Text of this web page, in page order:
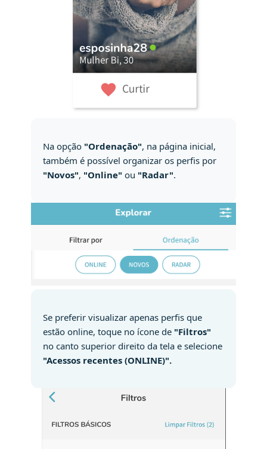
Na opção "Ordenação", na página inicial,
também é possível organizar os perfis por
"Novos", "Online" ou "Radar".
Se preferir visualizar apenas perfis que
estão online, toque no ícone de "Filtros"
no canto superior direito da tela e selecione
"Acessos recentes (ONLINE)".